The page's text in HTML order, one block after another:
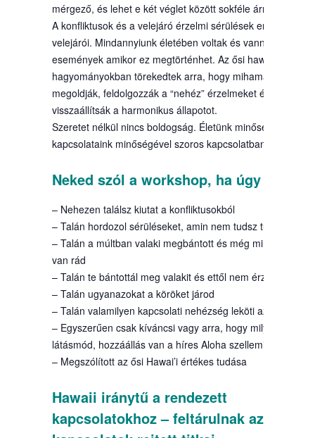
mérgező, és lehet e két véglet között sokféle árnyalat.
A konfliktusok és a velejáró érzelmi sérülések emberi
velejárói. Mindannyiunk életében voltak és vannak olyan
események amikor ez megtörténhet. Az ősi hawaii
hagyományokban törekedtek arra, hogy mihamarabb
megoldják, feldolgozzák a “nehéz” érzelmeket és
visszaállítsák a harmonikus állapotot.
Szeretet nélkül nincs boldogság. Életünk minősége a
kapcsolataink minőségével szoros kapcsolatban áll.
Neked szól a workshop, ha úgy érzed:
– Nehezen találsz kiutat a konfliktusokból
– Talán hordozol sérüléseket, amin nem tudsz túllépni
– Talán a múltban valaki megbántott és még mindig
van rád
– Talán te bántottál meg valakit és ettől nem érzed jól
– Talán ugyanazokat a köröket járod
– Talán valamilyen kapcsolati nehézség leköti az energiád
– Egyszerűen csak kíváncsi vagy arra, hogy milyen
látásmód, hozzáállás van a híres Aloha szellemiség mögött
– Megszólított az ősi Hawai’i értékes tudása
Hawaii iránytű a rendezett
kapcsolatokhoz – feltárulnak az emberi